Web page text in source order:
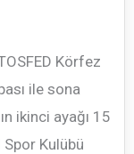
Körfez
ile sona
ikinci ayağı 15
Kulübü